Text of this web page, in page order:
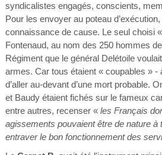
syndicalistes engagés, conscients,
Pour les envoyer au poteau
connaissance de cause. Le seul choisi
Fontenaud, au nom des 250 hommes
Régiment que le général Delétoile voulait
armes. Car tous étaient « coupables » -
d’aller au-devant d’une mort probable.
et Baudy étaient fichés sur le fameux
entre autres, recenser « les Français
agissements pouvaient être de nature à
entraver le bon fonctionnement des